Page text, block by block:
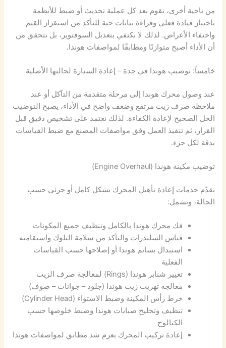
من ناحية أخرى، نقوم بعد كل عملية تحديث أو ضبط للأنظمة
باختبار قيادة فعلي وقراءة بيانات حية للتأكد من استقرار القيم
واختفاء الأعراض. لذلك لا نكتفي بتعديل السوفتوير، بل نتحقق من
أن الأداء أصبح متوازنًا ومطابقًا لمواصفات هوندا.
خامساً: توضيب هوندا في جدة – إعادة السيارة لحالتها الأصلية
عند وصول محرك هوندا إلى مرحلة متقدمة من التآكل أو عند
ملاحظة صرف زيت مرتفع وضعف واضح في الأداء، يصبح التوضيب
الحل الصحيح لإعادة الكفاءة. لذلك نعتمد على تشخيص دقيق قبل
القرار، ثم تنفيذ العمل وفق مواصفات المصنع مع ضبط القياسات
بدقة لكل جزء.
توضيب مكينة هوندا (Engine Overhaul)
نقدّم خدمات إعادة تأهيل المحرك بشكل كامل أو جزئي حسب
الحالة، وتشمل:
فك محرك هوندا بالكامل وتنظيف جميع المكونات
قياس السلندرات والتأكد من سلامة البلوك واستقامته
استبدال بساتم هوندا أو إصلاحها حسب القياسات
الفعلية
تغيير شنابر هوندا (Rings) لمعالجة صرف الزيت
معالجة تهريب زيت هوندا (جلود – جوانات – صوف)
خرط رأس المكينة وضبط الاستواء (Cylinder Head)
تنظيف وتجليخ صبابات هوندا وضبط خلوصها حسب
الكتالوج
إعادة تركيب المحرك بعزم شد مطابق لمواصفات هوندا